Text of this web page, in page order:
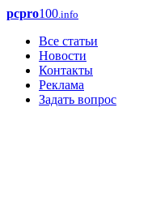
pcpro100.info
Все статьи
Новости
Контакты
Реклама
Задать вопрос